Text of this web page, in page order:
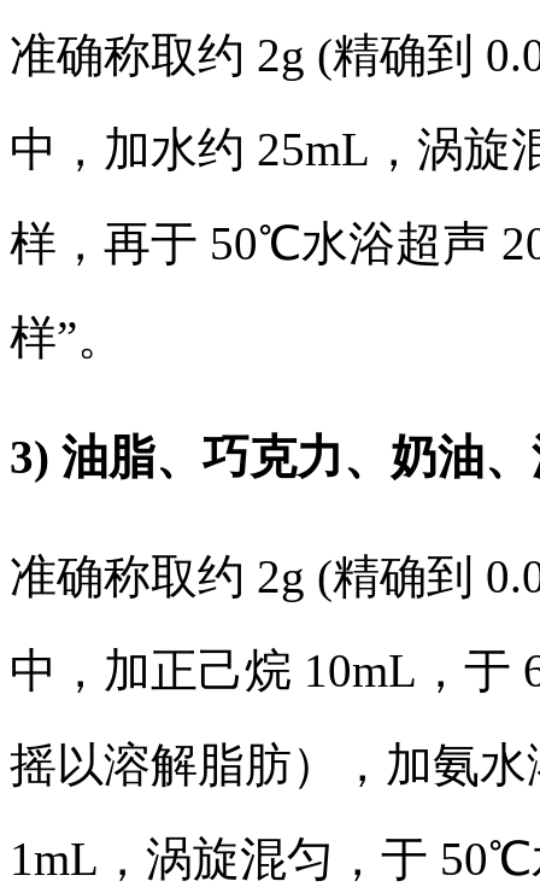
准确称取约 2g (精确到
中，加水约 25mL，涡
样，再于 50℃水浴超声
样”。
3) 油脂、巧克力、奶油
准确称取约 2g (精确到
中，加正己烷 10mL，
摇以溶解脂肪），加氨
1mL，涡旋混匀，于